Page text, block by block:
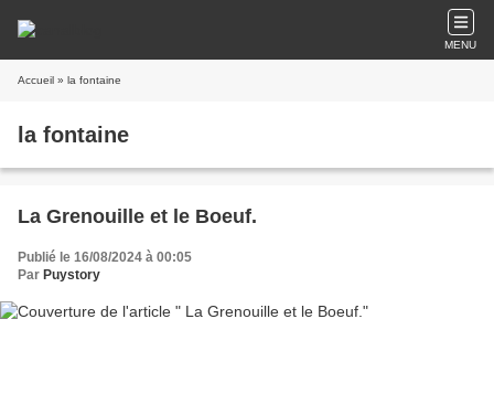
MENU
Accueil » la fontaine
la fontaine
La Grenouille et le Boeuf.
Publié le 16/08/2024 à 00:05
Par Puystory